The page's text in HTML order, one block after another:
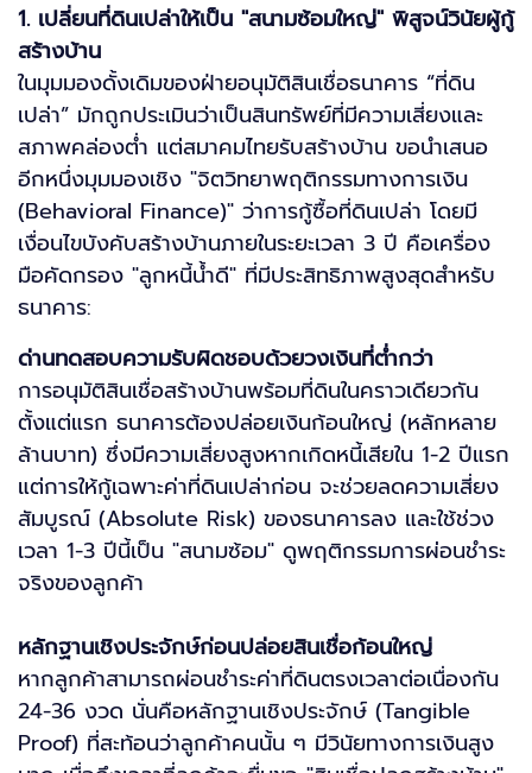
1. เปลี่ยนที่ดินเปล่าให้เป็น "สนามซ้อมใหญ่" พิสูจน์วินัยผู้กู้
สร้างบ้าน
ในมุมมองดั้งเดิมของฝ่ายอนุมัติสินเชื่อธนาคาร “ที่ดิน
เปล่า” มักถูกประเมินว่าเป็นสินทรัพย์ที่มีความเสี่ยงและ
สภาพคล่องต่ำ แต่สมาคมไทยรับสร้างบ้าน ขอนำเสนอ
อีกหนึ่งมุมมองเชิง "จิตวิทยาพฤติกรรมทางการเงิน
(Behavioral Finance)" ว่าการกู้ซื้อที่ดินเปล่า โดยมี
เงื่อนไขบังคับสร้างบ้านภายในระยะเวลา 3 ปี คือเครื่อง
มือคัดกรอง "ลูกหนี้น้ำดี" ที่มีประสิทธิภาพสูงสุดสำหรับ
ธนาคาร:
ด่านทดสอบความรับผิดชอบด้วยวงเงินที่ต่ำกว่า
การอนุมัติสินเชื่อสร้างบ้านพร้อมที่ดินในคราวเดียวกัน
ตั้งแต่แรก ธนาคารต้องปล่อยเงินก้อนใหญ่ (หลักหลาย
ล้านบาท) ซึ่งมีความเสี่ยงสูงหากเกิดหนี้เสียใน 1-2 ปีแรก
แต่การให้กู้เฉพาะค่าที่ดินเปล่าก่อน จะช่วยลดความเสี่ยง
สัมบูรณ์ (Absolute Risk) ของธนาคารลง และใช้ช่วง
เวลา 1-3 ปีนี้เป็น "สนามซ้อม" ดูพฤติกรรมการผ่อนชำระ
จริงของลูกค้า
หลักฐานเชิงประจักษ์ก่อนปล่อยสินเชื่อก้อนใหญ่
หากลูกค้าสามารถผ่อนชำระค่าที่ดินตรงเวลาต่อเนื่องกัน
24-36 งวด นั่นคือหลักฐานเชิงประจักษ์ (Tangible
Proof) ที่สะท้อนว่าลูกค้าคนนั้น ๆ มีวินัยทางการเงินสูง